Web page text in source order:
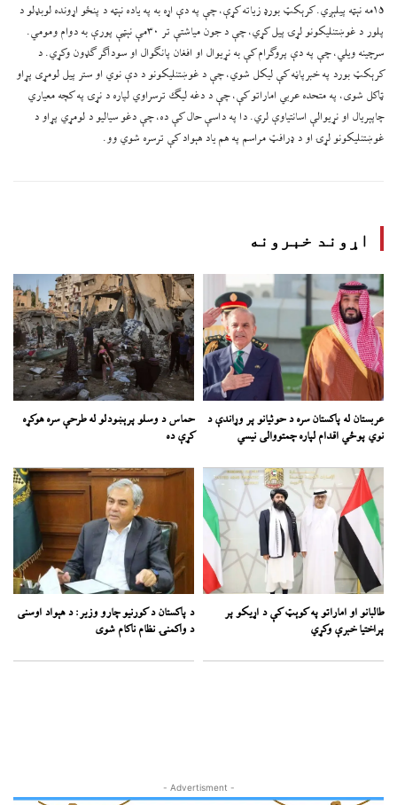
۱۵مه نېټه پيلېږي. کرېکټ بورډ زیاته کړې، چې په دې اړه به په یاده نېټه د پنځو اړونده لوبډلو د
پلور د غوښتنلیکونو لړۍ پیل کړي، چې د جون میاشتې تر ۳۰مې نېټې پورې به دوام ومومي.
سرچینه ویلي، چې په دې پروګرام کې به نړیوال او افغان پانګوال او سوداګر ګډون وکړي. د
کرېکټ بورد په خبرپاڼه کې لیکل شوي، چې د غوښتنلیکونو د دې نوي او ستر پیل لومړی پړاو
ټاکل شوی، په متحده عربي اماراتو کې، چې د دغه لیګ ترسراوي لپاره د نړۍ په کچه معیاري
چاپېریال او نړیوالې اسانتیاوې لري. دا په داسې حال کې ده، چې دغو سیالیو د لومړي پړاو د
غوښتنلیکونو لړۍ او د ډرافټ مراسم په هم یاد هېواد کې ترسره شوي وو.
اړوند خبرونه
عربستان له پاکستان سره د حوثیانو پر وړاندې د
نوي پوځي اقدام لپاره چمتووالی نیسي
حماس د وسلو پرېښودلو له طرحې سره هوکړه
کړې ده
طالبانو او اماراتو په کوېټ کې د اړیکو پر
پراختیا خبرې وکړي
د پاکستان د کورنیو چارو وزیر: د هېواد اوسنی
د واکمنۍ نظام ناکام شوی
- Advertisment -